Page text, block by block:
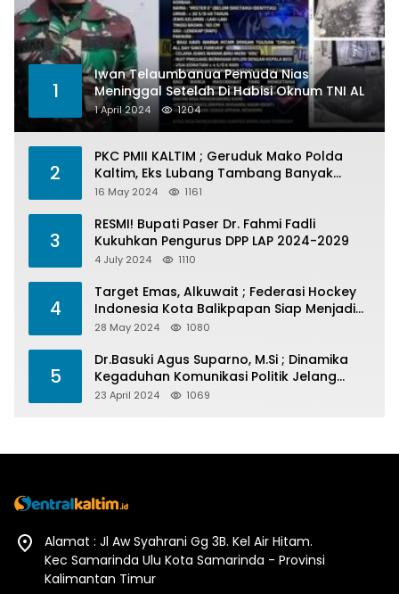
1
Iwan Telaumbanua Pemuda Nias
Meninggal Setelah Di Habisi Oknum TNI AL
1 April 2024 1204
2
PKC PMII KALTIM ; Geruduk Mako Polda
Kaltim, Eks Lubang Tambang Banyak
Menelan Korban
16 May 2024 1161
3
RESMI! Bupati Paser Dr. Fahmi Fadli
Kukuhkan Pengurus DPP LAP 2024-2029
4 July 2024 1110
4
Target Emas, Alkuwait ; Federasi Hockey
Indonesia Kota Balikpapan Siap Menjadi
Barometer Prestasi Di Kaltim
28 May 2024 1080
5
Dr.Basuki Agus Suparno, M.Si ; Dinamika
Kegaduhan Komunikasi Politik Jelang
Pesta Politik 2024
23 April 2024 1069
Alamat : Jl Aw Syahrani Gg 3B. Kel Air Hitam.
Kec Samarinda Ulu Kota Samarinda - Provinsi
Kalimantan Timur